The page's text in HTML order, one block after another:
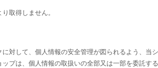
取得しません。
対して、個人情報の安全管理が図られるよう、当
プは、個人情報の取扱いの全部又は一部を委託す